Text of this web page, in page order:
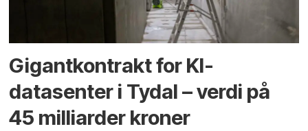
Gigantkontrakt for KI-
datasenter i Tydal – verdi på
45 milliarder kroner